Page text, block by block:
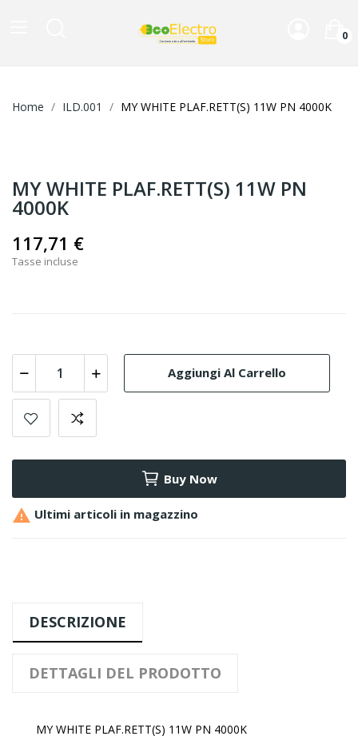
0
Home ILD.001 MY WHITE PLAF.RETT(S) 11W PN 4000K
MY WHITE PLAF.RETT(S) 11W PN
4000K
117,71 €
Tasse incluse
Aggiungi Al Carrello
Buy Now
 Ultimi articoli in magazzino
DESCRIZIONE
DETTAGLI DEL PRODOTTO
MY WHITE PLAF.RETT(S) 11W PN 4000K